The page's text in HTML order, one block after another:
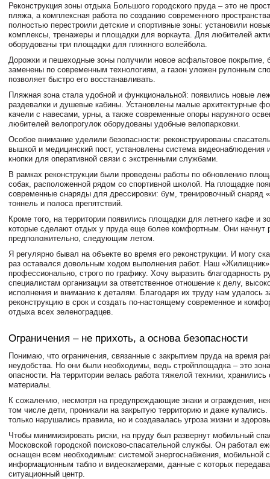
Реконструкция зоны отдыха Большого городского пруда – это не
пляжа, а комплексная работа по созданию современного
полностью перестроили детские и спортивные зоны: установили
комплексы, тренажеры и площадки для воркаута. Для любителей
оборудованы три площадки для пляжного волейбола.
Дорожки и пешеходные зоны получили новое асфальтовое покрытие,
заменены по современным технологиям, а газон уложен рулонным
позволяет быстро его восстанавливать.
Пляжная зона стала удобной и функциональной: появились новые
раздевалки и душевые кабины. Установлены малые архитектурные
качели с навесами, урны, а также современные опоры наружного
любителей велопрогулок оборудованы удобные велопарковки.
Особое внимание уделили безопасности: реконструированы
вышкой и медицинский пост, установлены система видеонаблюдения
кнопки для оперативной связи с экстренными службами.
В рамках реконструкции были проведены работы по обновлению
собак, расположенной рядом со спортивной школой. На площадке
современные снаряды для дрессировки: бум, тренировочный снаряд
тоннель и полоса препятствий.
Кроме того, на территории появились площадки для летнего кафе и
которые сделают отдых у пруда еще более комфортным. Они начнут
предположительно, следующим летом.
Я регулярно бывал на объекте во время его реконструкции. И могу
раз оставался довольным ходом выполнения работ. Наш «Жилищник»
профессионально, строго по графику. Хочу выразить благодарность
специалистам организации за ответственное отношение к делу,
исполнения и внимание к деталям. Благодаря их труду нам удалось
реконструкцию в срок и создать по-настоящему современное и
отдыха всех зеленоградцев.
Ограничения – не прихоть, а основа безопасности
Понимаю, что ограничения, связанные с закрытием пруда на время
неудобства. Но они были необходимы, ведь стройплощадка – это
опасности. На территории велась работа тяжелой техники, хранились
материалы.
К сожалению, несмотря на предупреждающие знаки и ограждения,
том числе дети, проникали на закрытую территорию и даже
только нарушались правила, но и создавалась угроза жизни и
Чтобы минимизировать риски, на пруду был развернут мобильный
Московской городской поисково-спасательной службы. Он работал
оснащен всем необходимым: системой энергоснабжения, мобильной
информационным табло и видеокамерами, данные с которых
ситуационный центр.